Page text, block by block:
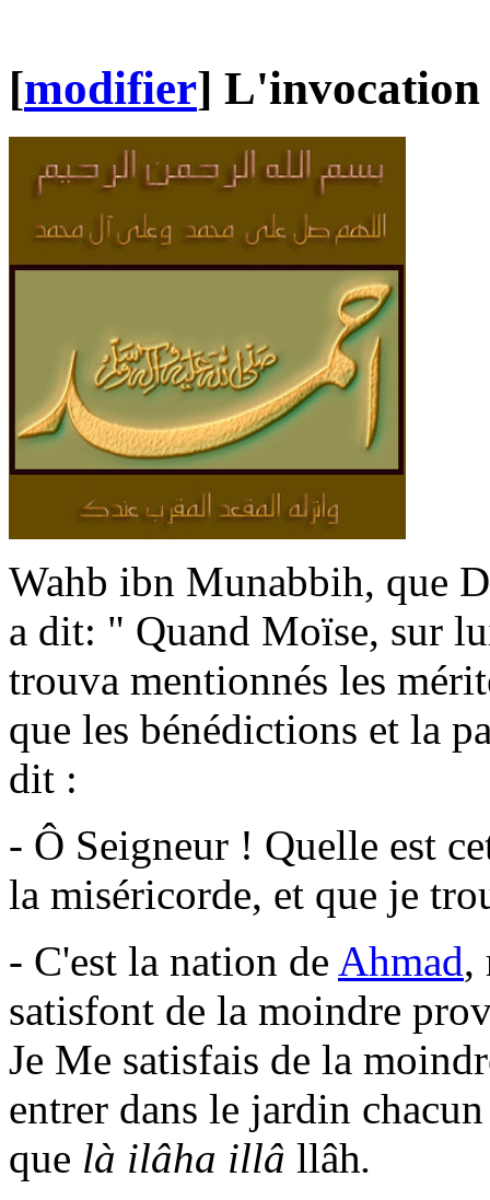
[modifier] L'invocation
Wahb ibn Munabbih, que
a dit: " Quand Moïse, sur
trouva mentionnés les
que les bénédictions et la
dit :
- Ô Seigneur ! Quelle est
la miséricorde, et que je
- C'est la nation de Ahmad,
satisfont de la moindre
Je Me satisfais de la
entrer dans le jardin
que là ilâha illâ llâh.